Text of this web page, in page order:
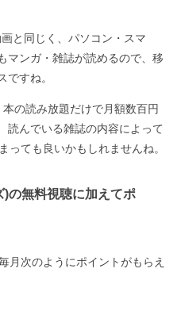
と同じく、パソコン・スマ
マンガ・雑誌が読めるので、移
ですね。
の読み放題だけで月額数百円
読んでいる雑誌の内容によって
っても良いかもしれませんね。
の無料視聴に加えてポ
月次のようにポイントがもらえ